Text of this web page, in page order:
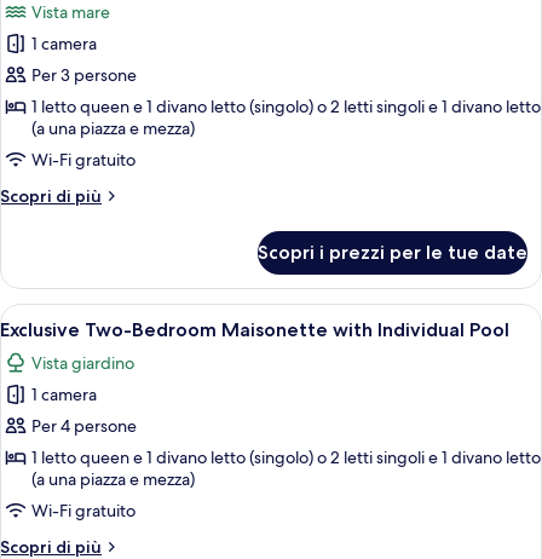
with
Private
Pool
le
foto
per
Exclusive
Seafront
Junior
Suite
Vista mare
1 camera
Per 3 persone
1 letto queen e 1 divano letto (singolo) o 2 letti singoli e 1 divano letto
(a una piazza e mezza)
Wi-Fi gratuito
Scopri di più
Altri
Seafront
Junior
Suite
Scopri i prezzi per le tue date
Apri
tutte
le
foto
per
Exclusive
Two-
Bedroom
Maisonette
Una piscina a forma di curva
9
Exclusive Two-Bedroom Maisonette with Individual Pool
Vista giardino
1 camera
Per 4 persone
1 letto queen e 1 divano letto (singolo) o 2 letti singoli e 1 divano letto
(a una piazza e mezza)
Wi-Fi gratuito
Scopri di più
Altri